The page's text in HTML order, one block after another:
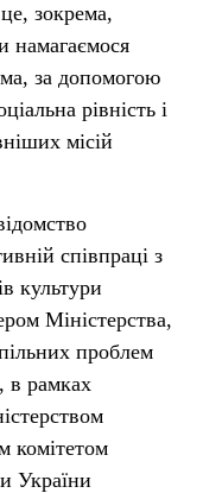
зокрема,
намагаємося
за допомогою
рівність і
місій
співпраці з
культури
Міністерства,
проблем
в рамках
комітетом
України